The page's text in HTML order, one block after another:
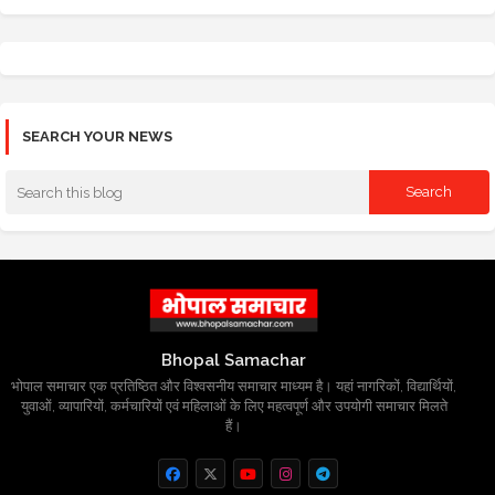
SEARCH YOUR NEWS
Bhopal Samachar
भोपाल समाचार एक प्रतिष्ठित और विश्वसनीय समाचार माध्यम है। यहां नागरिकों, विद्यार्थियों,
युवाओं, व्यापारियों, कर्मचारियों एवं महिलाओं के लिए महत्वपूर्ण और उपयोगी समाचार मिलते
हैं।